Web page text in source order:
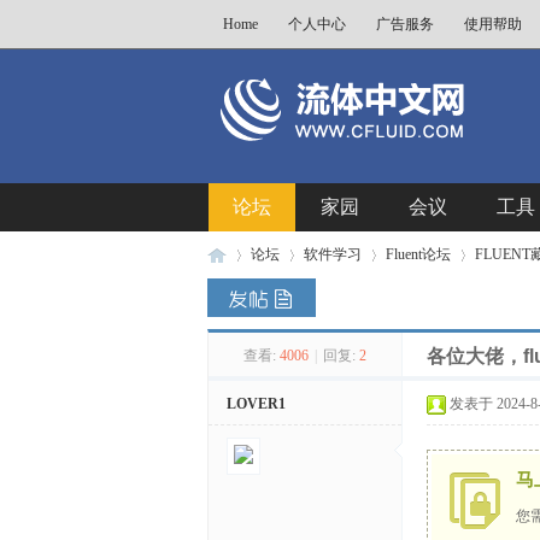
Home 个人中心 广告服务 使用帮助
论坛 家园 会议 工具
论坛
›
软件学习
›
Fluent论坛
›
FLUENT
查看: 4006 回复: 2 各位大佬，
LOVER1 发表于 2024-
马
您